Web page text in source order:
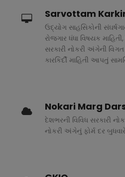
Sarvottam
ઉદ્યોગ સાહસિકોની
રોજગાર ધંધા વિષયક
સરકારી નોકરી અંગેની વિગત
કારકિર્દી માહિતી આપતું
Nokari Marg
દેશભરની વિવિધ સરકારી
નોકરી અંગેનું ફોર્મ દર